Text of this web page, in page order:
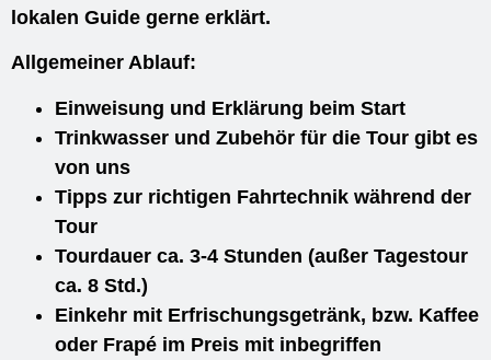
lokalen Guide gerne erklärt.
Allgemeiner Ablauf:
Einweisung und Erklärung beim Start
Trinkwasser und Zubehör für die Tour gibt es
von uns
Tipps zur richtigen Fahrtechnik während der
Tour
Tourdauer ca. 3-4 Stunden (außer Tagestour
ca. 8 Std.)
Einkehr mit Erfrischungsgetränk, bzw. Kaffee
oder Frapé im Preis mit inbegriffen